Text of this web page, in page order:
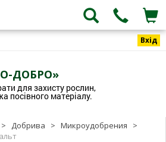
Вхід
ДОБРО»
для захисту рослин,
посівного матеріалу.
> Добрива > Микроудобрения
>